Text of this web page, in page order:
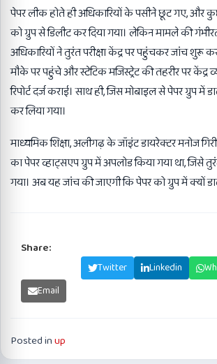
पेपर लीक होते ही अधिकारियों के पसीने छूट गए, और
को ग्रुप से डिलीट कर दिया गया। लेकिन मामले की
अधिकारियों ने तुरंत परीक्षा केंद्र पर पहुंचकर जांच शुरू
मौके पर पहुंचे और स्टेटिक मजिस्ट्रेट की तहरीर पर
रिपोर्ट दर्ज कराई। साथ ही, जिस मोबाइल से पेपर ग्रुप में
कर लिया गया।
माध्यमिक शिक्षा, अलीगढ़ के जॉइंट डायरेक्टर मनोज
का पेपर व्हाट्सएप ग्रुप में अपलोड किया गया था, जिसे
गया। अब यह जांच की जाएगी कि पेपर को ग्रुप में क्यों
Share:
Twitter Linkedin
Email
Posted inup